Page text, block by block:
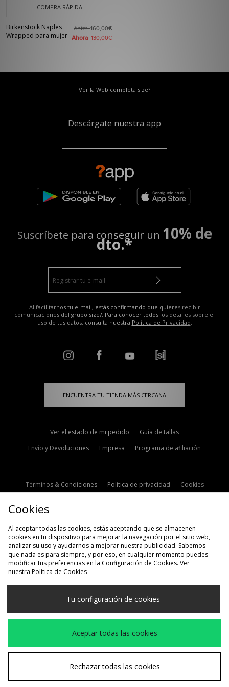
COMPRA RÁPIDA
Birkenstock Naples
Wrapped para mujer
Antes160,00€
Ahora 130,00€
Ver la Web completa size?
Descárgate nuestra app
Suscríbete para conseguir un 10% de
dto.*
Al facilitarnos tu e-mail, estás confirmando que quieres recibir
comunicaciones del grupo size?. Para conocer todos los detalles sobre el
uso de tus datos, consulta nuestra Política de Privacidad.
ENCUENTRA TU TIENDA MÁS CERCANA
Ver el estado de mi pedido
Guía de tallas
Envío y Devoluciones
Empresa Programa de afiliación
Términos & Condiciones Politica de privacidad
Cookies
Selecciona País
España
Aceptamos las siguientes formas de pago
Visita nuestra página corporativa en www.jdplc.com
Cookies
Al aceptar todas las cookies, estás aceptando que se almacenen
cookies en tu dispositivo para mejorar la navegación por el sitio web,
analizar su uso y ayudarnos a mejorar nuestra publicidad. Sabemos
que nada es para siempre, y por eso, en cualquier momento puedes
modificar tus preferencias en la Configuración de Cookies. Ver
nuestra Política de Cookies
Tu configuración de cookies
Aceptar todas las cookies
Rechazar todas las cookies